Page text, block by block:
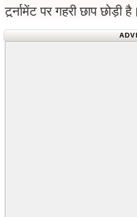
टूर्नामेंट पर गहरी छाप छोड़ी है।